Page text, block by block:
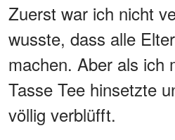
Zuerst war ich nicht
wusste, dass alle
machen. Aber als ich
Tasse Tee hinsetzte
völlig verblüfft.